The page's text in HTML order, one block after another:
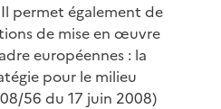
permet également de
de mise en œuvre
européennes : la
pour le milieu
56 du 17 juin 2008)